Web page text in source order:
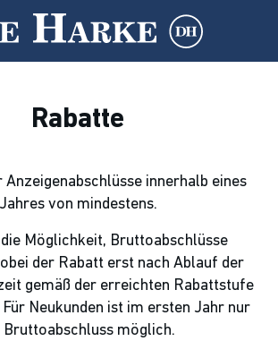
Rabatte
Anzeigenabschlüsse innerhalb eines
Jahres von mindestens.
die Möglichkeit, Bruttoabschlüsse
der Rabatt erst nach Ablauf der
gemäß der erreichten Rabattstufe
Neukunden ist im ersten Jahr nur
Bruttoabschluss möglich.